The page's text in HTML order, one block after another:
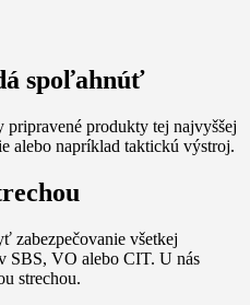
spoľahnúť
pripravené produkty tej najvyššej
alebo napríklad taktickú výstroj.
zabezpečovanie všetkej
SBS, VO alebo CIT. U nás
strechou.